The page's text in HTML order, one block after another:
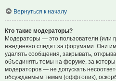
Вернуться к началу
Кто такие модераторы?
Модераторы — это пользователи (или
ежедневно следят за форумами. Они
удалять сообщения, закрывать,
объединять темы на форуме, за
модераторов — не допускать
обсуждаемым темам (оффтопик),